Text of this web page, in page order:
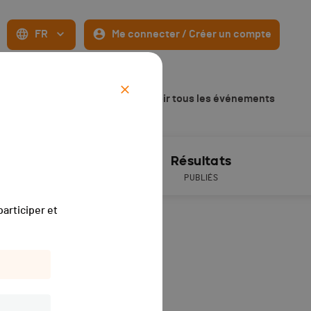
et
FR Me connecter / Créer un compte
Voir tous les événements
Résultats
PUBLIÉS